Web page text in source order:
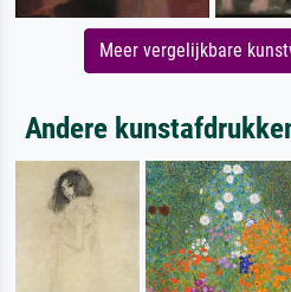
Meer vergelijkbare
Andere